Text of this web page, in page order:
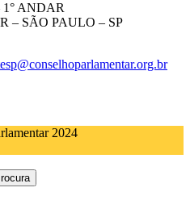
ANDAR
– SÃO PAULO – SP
2024